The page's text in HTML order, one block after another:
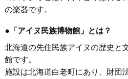
の楽器です。
●「アイヌ民族博物館」とは？
北海道の先住民族アイヌの歴史と
館です。
施設は北海道白老町にあり、財団